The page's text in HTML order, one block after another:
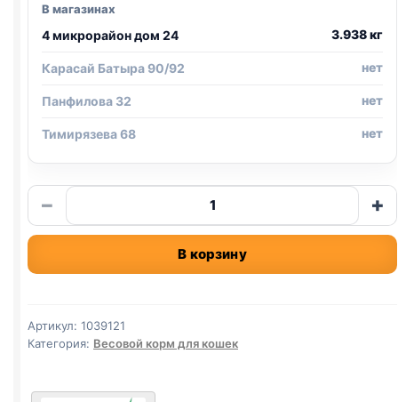
В магазинах
4 микрорайон дом 24 3.938 кг
Карасай Батыра 90/92 нет
Панфилова 32 нет
Тимирязева 68 нет
−
Количество
товара
Reflex
(ВЗРОСЛЫЕ,
РИС)
+
В корзину
Артикул: 1039121
Категория: Весовой корм для кошек